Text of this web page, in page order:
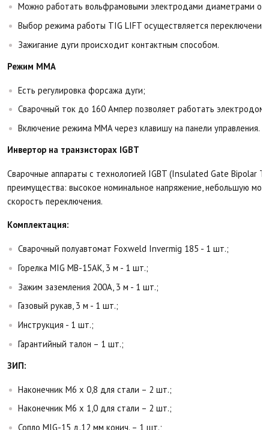
Можно работать вольфрамовыми электродами диаметрами
Выбор режима работы TIG LIFT осуществляется
Зажигание дуги происходит контактным способом.
Режим MMA
Есть регулировка форсажа дуги;
Сварочный ток до 160 Ампер позволяет работать
Включение режима MMA через клавишу на панели управления.
Инвертор на транзисторах IGBT
Сварочные аппараты с технологией IGBT (Insulated Gate Bipolar
преимущества: высокое номинальное напряжение, небольшую
скорость переключения.
Комплектация:
Сварочный полуавтомат Foxweld Invermig 185 - 1 шт.;
Горелка MIG MB-15AK, 3 м - 1 шт.;
Зажим заземления 200А, 3 м - 1 шт.;
Газовый рукав, 3 м - 1 шт.;
Инструкция - 1 шт.;
Гарантийный талон – 1 шт.;
ЗИП:
Наконечник М6 х 0,8 для стали – 2 шт.;
Наконечник М6 х 1,0 для стали – 2 шт.;
Сопло MIG-15 д.12 мм конич. – 1 шт.;